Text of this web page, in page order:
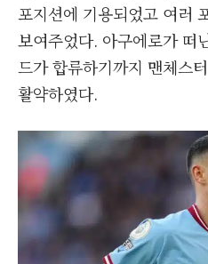
포지션에 기용되었고 여러
보여주었다. 아구에로가 떠
드가 합류하기까지 맨체스
활약하였다.